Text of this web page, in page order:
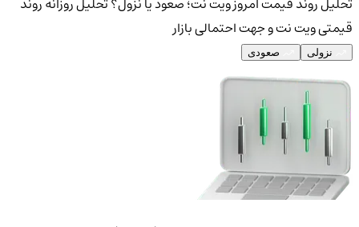
قیمتی ویت نت و جهت احتمالی بازار
نزولی صعودی